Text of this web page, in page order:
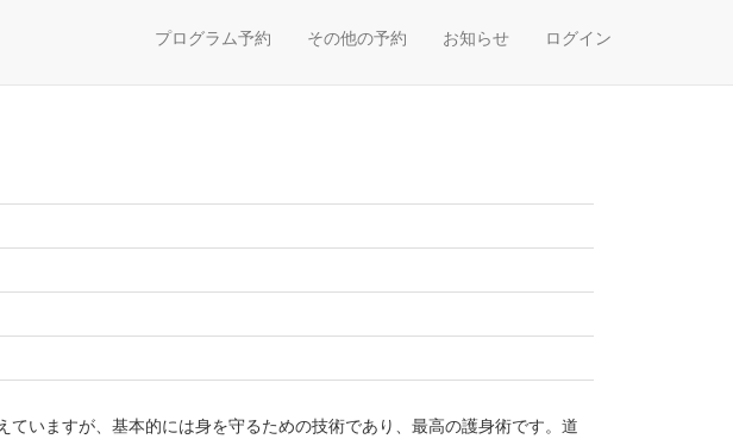
プログラム予約 その他の予約 お知らせ ログイン
いますが、基本的には身を守るための技術であり、最高の護身術です。道